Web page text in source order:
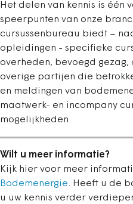
Het delen van kennis is één
speerpunten van onze
cursussenbureau biedt –
opleidingen - specifieke
overheden, bevoegd gezag,
overige partijen die
en meldingen van
maatwerk- en incompany
mogelijkheden.
Wilt u meer informatie?
Kijk hier voor meer
Bodemenergie. Heeft u de
u uw kennis verder